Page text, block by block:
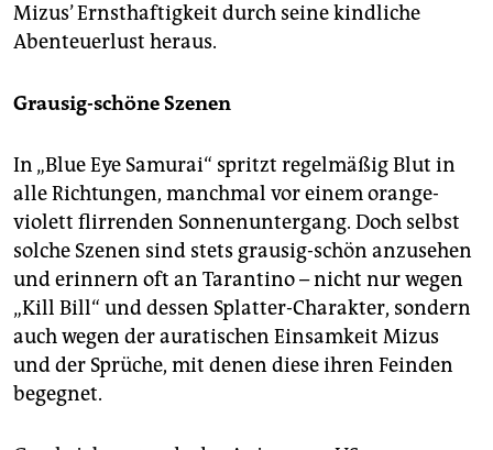
Mizus’ Ernsthaftigkeit durch seine kindliche
Abenteuerlust heraus.
Grausig-schöne Szenen
In „Blue Eye Samurai“ spritzt regelmäßig Blut in
alle Richtungen, manchmal vor einem orange-
violett flirrenden Sonnenuntergang. Doch selbst
solche Szenen sind stets grausig-schön anzusehen
und erinnern oft an Tarantino – nicht nur wegen
„Kill Bill“ und dessen Splatter-Charakter, sondern
auch wegen der auratischen Einsamkeit Mizus
und der Sprüche, mit denen diese ihren Feinden
begegnet.